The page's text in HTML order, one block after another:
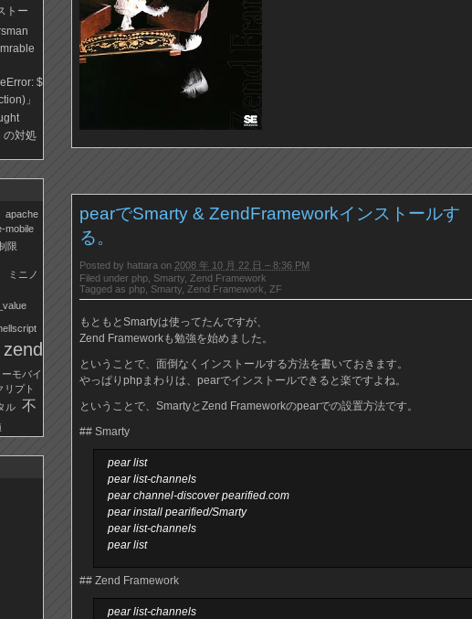
pearでSmarty & ZendFrameworkインストールす
る。
Posted by hattara on 2008 年 10 月 22 日 – 8:36 PM
Filed under php Smarty Zend Framework
Tagged as php Smarty Zend Framework ZF
もともとSmartyは使ってたんですが、
Zend Frameworkも勉強を始めました。
ということで、面倒なくインストールする方法を書いておきます。
やっぱりphpまわりは、pearでインストールできると楽ですよね。
ということで、SmartyとZend Frameworkのpearでの設置方法です。
## Smarty
pear list
pear list-channels
pear channel-discover pearified.com
pear install pearified/Smarty
pear list-channels
pear list
## Zend Framework
pear list-channels
トー
$
」
の対処
apache
mobile
限
ミニノ
zend
ーモバイ
リプト
ル 不